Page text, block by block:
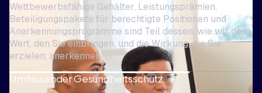
Wettbewerbsfähige Gehälter, Leistungsprämien,
Beteiligungspakete für berechtigte Positionen und
Anerkennungsprogramme sind Teil dessen, wie wir den
Wert, den Sie einbringen, und die Wirkung, die Sie
erzielen, anerkennen.
Umfassender Gesundheitsschutz